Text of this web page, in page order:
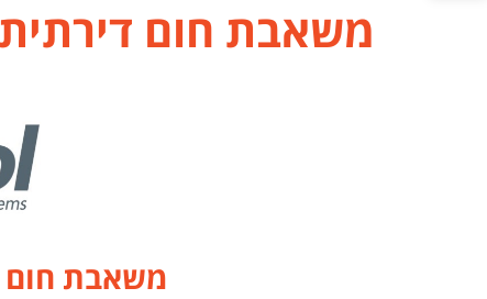
משאבת חום דירתית
משאבת חום